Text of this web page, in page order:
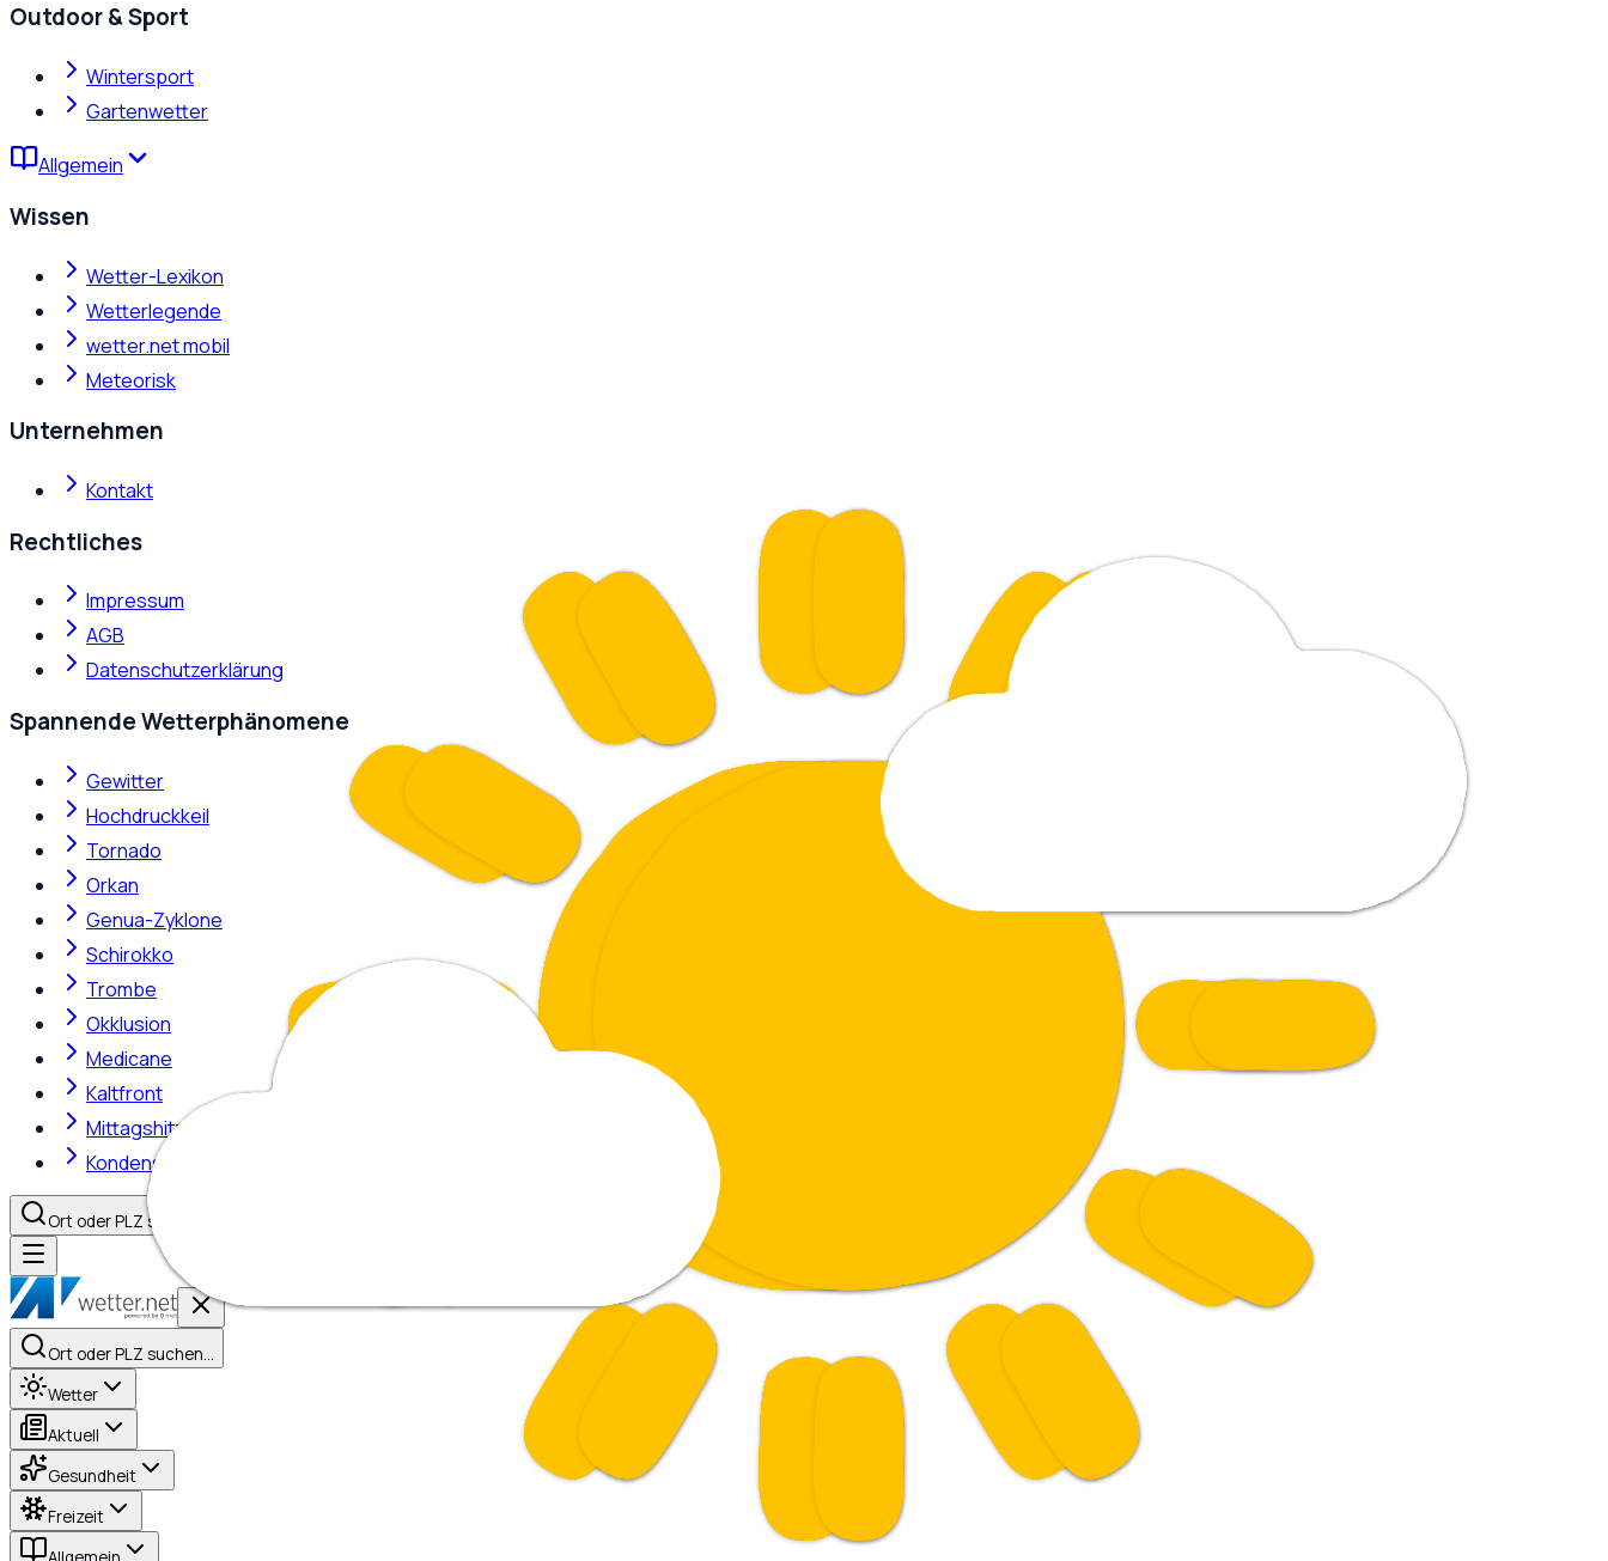
Outdoor & Sport
Wintersport
Gartenwetter
Allgemein
Wissen
Wetter-Lexikon
Wetterlegende
wetter.net mobil
Meteorisk
Unternehmen
Kontakt
Rechtliches
Impressum
AGB
Datenschutzerklärung
Spannende Wetterphänomene
Gewitter
Hochdruckkeil
Tornado
Orkan
Genua-Zyklone
Schirokko
Trombe
Okklusion
Medicane
Kaltfront
Mittagshitze
Kondensstreifen
Ort oder PLZ suchen…
Ort oder PLZ suchen…
Wetter
Aktuell
Gesundheit
Freizeit